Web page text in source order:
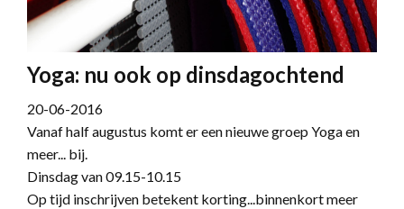
Yoga: nu ook op dinsdagochtend
20-06-2016
Vanaf half augustus komt er een nieuwe groep Yoga en
meer... bij.
Dinsdag van 09.15-10.15
Op tijd inschrijven betekent korting...binnenkort meer